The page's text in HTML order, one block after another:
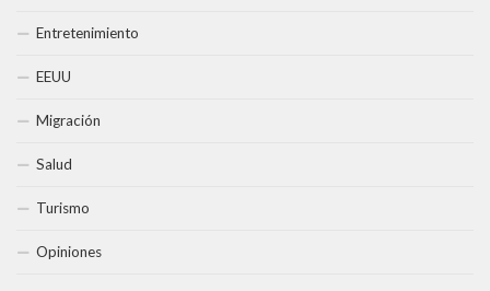
Entretenimiento
EEUU
Migración
Salud
Turismo
Opiniones